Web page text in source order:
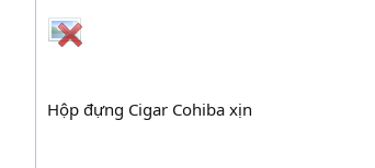
Hộp đựng Cigar Cohiba xịn